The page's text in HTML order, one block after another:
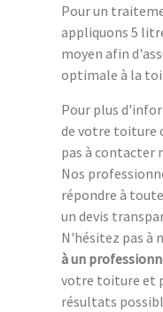
Pour un
appliquons 5
moyen afin
optimale à la
Pour plus
de votre toiture
pas à contacter
Nos
répondre à
un devis
N'hésitez pas à
à un
votre toiture et
résultats